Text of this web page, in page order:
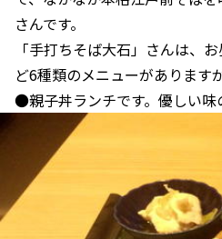
さんです。
「手打ちそば大石」さんは、
ど6種類のメニューがあります
●親子丼ランチです。優しい味